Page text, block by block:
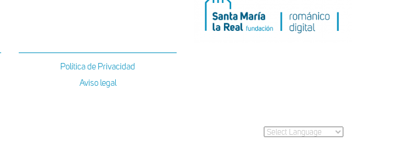
Política de Privacidad
Aviso legal